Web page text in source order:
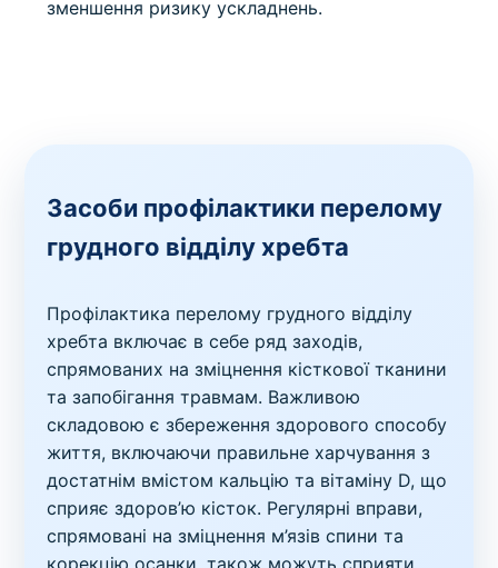
зменшення ризику ускладнень.
Засоби профілактики перелому
грудного відділу хребта
Профілактика перелому грудного відділу
хребта включає в себе ряд заходів,
спрямованих на зміцнення кісткової тканини
та запобігання травмам. Важливою
складовою є збереження здорового способу
життя, включаючи правильне харчування з
достатнім вмістом кальцію та вітаміну D, що
сприяє здоров’ю кісток. Регулярні вправи,
спрямовані на зміцнення м’язів спини та
корекцію осанки, також можуть сприяти